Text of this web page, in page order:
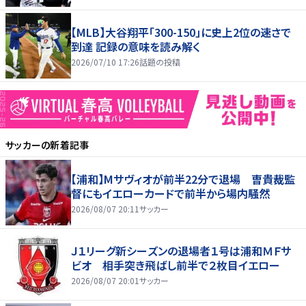
【MLB】大谷翔平「300-150」に史上2位の速さで
到達 記録の意味を読み解く
2026/07/10 17:26話題の投稿
サッカーの新着記事
【浦和】Mサヴィオが前半22分で退場 曺貴裁監
督にもイエローカードで前半から場内騒然
2026/08/07 20:11サッカー
Ｊ１リーグ新シーズンの退場者１号は浦和ＭＦサ
ビオ 相手突き飛ばし前半で２枚目イエロー
2026/08/07 20:01サッカー